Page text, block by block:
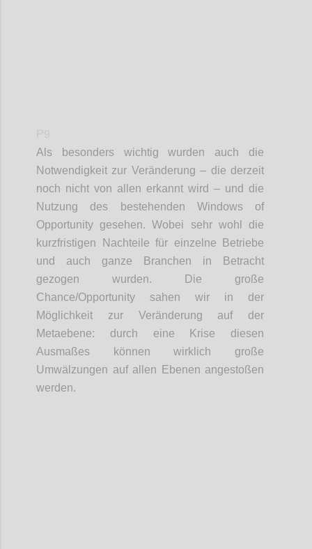
Als besonders wichtig wurden auch die
Notwendigkeit zur Veränderung– die derzeit
noch nicht von allen erkannt wird – und die
Nutzung des bestehenden Windows of
Opportunity gesehen. Wobei sehr wohl die
kurzfristigen Nachteile für einzelne Betriebe
und auch ganze Branchen in Betracht
gezogen wurden. Die große
Chance/Opportunity sahen wir in der
Möglichkeit zur Veränderung auf der
Metaebene: durch eine Krise diesen
Ausmaßes können wirklich große
Umwälzungen auf allen Ebenen angestoßen
werden.